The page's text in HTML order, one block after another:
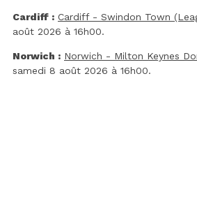
Cardiff : Cardiff - Swindon Town
août 2026 à 16h00.
Norwich : Norwich - Milton Keynes
samedi 8 août 2026 à 16h00.